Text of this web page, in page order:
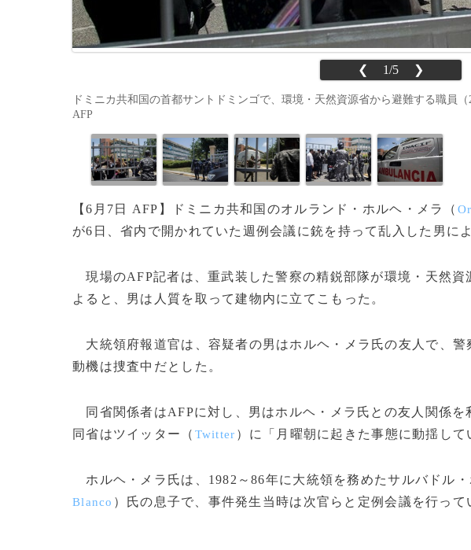
❮ 1/5 ❯
ドミニカ共和国の首都サントドミンゴで、環境・天然資源省から避難する職員
AFP
【6月7日 AFP】ドミニカ共和国のオルランド・ホルヘ・メラ（
が6日、省内で開かれていた週例会議に銃を持って乱入した男に
現場のAFP記者は、重武装した警察の精鋭部隊が環境・天然資
よると、男は人質を取って建物内に立てこもった。
大統領府報道官は、容疑者の男はホルヘ・メラ氏の友人で、
動機は捜査中だとした。
同省関係者はAFPに対し、男はホルヘ・メラ氏との友人関係を
同省はツイッター（ Twitter ）に「月曜朝に起きた事態に動揺して
ホルヘ・メラ氏は、1982～86年に大統領を務めたサルバドル・
Blanco ）氏の息子で、事件発生当時は次官らと定例会議を行って